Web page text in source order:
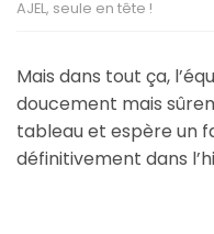
AJEL, seule en tête !
Mais dans tout ça,
doucement mais
tableau et espère un
définitivement dans